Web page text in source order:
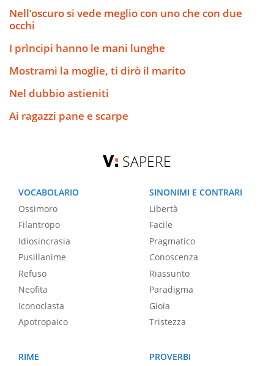
Nell’oscuro si vede meglio con uno che con due
occhi
I prìncipi hanno le mani lunghe
Mostrami la moglie, ti dirò il marito
Nel dubbio astieniti
Ai ragazzi pane e scarpe
SAPERE
VOCABOLARIO
Ossimoro
Filantropo
Idiosincrasia
Pusillanime
Refuso
Neofita
Iconoclasta
Apotropaico
SINONIMI E CONTRARI
Libertà
Facile
Pragmatico
Conoscenza
Riassunto
Paradigma
Gioia
Tristezza
RIME
PROVERBI